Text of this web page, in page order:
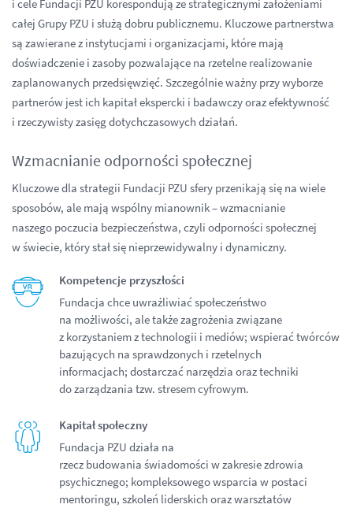
i cele Fundacji PZU korespondują ze strategicznymi założeniami
całej Grupy PZU i służą dobru publicznemu. Kluczowe partnerstwa
są zawierane z instytucjami i organizacjami, które mają
doświadczenie i zasoby pozwalające na rzetelne realizowanie
zaplanowanych przedsięwzięć. Szczególnie ważny przy wyborze
partnerów jest ich kapitał ekspercki i badawczy oraz efektywność
i rzeczywisty zasięg dotychczasowych działań.
Wzmacnianie odporności społecznej
Kluczowe dla strategii Fundacji PZU sfery przenikają się na wiele
sposobów, ale mają wspólny mianownik – wzmacnianie
naszego poczucia bezpieczeństwa, czyli odporności społecznej
w świecie, który stał się nieprzewidywalny i dynamiczny.
Kompetencje przyszłości
Fundacja chce uwrażliwiać społeczeństwo
na możliwości, ale także zagrożenia związane
z korzystaniem z technologii i mediów; wspierać twórców
bazujących na sprawdzonych i rzetelnych
informacjach; dostarczać narzędzia oraz techniki
do zarządzania tzw. stresem cyfrowym.
Kapitał społeczny
Fundacja PZU działa na
rzecz budowania świadomości w zakresie zdrowia
psychicznego; kompleksowego wsparcia w postaci
mentoringu, szkoleń liderskich oraz warsztatów